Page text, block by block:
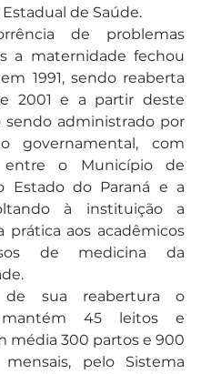
de Saúde.
de problemas
a maternidade fechou
1991, sendo reaberta
2001 e a partir deste
administrado por
governamental, com
entre o Município de
Estado do Paraná e a
à instituição a
prática aos acadêmicos
de medicina da
sua reabertura o
mantém 45 leitos e
média 300 partos e 900
mensais, pelo Sistema